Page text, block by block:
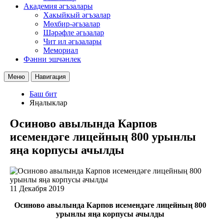
Академия әгъзалары
Хакыйкый әгъзалар
Мөхбир-әгьзалар
Шәрәфле әгьзалар
Чит ил әгьзалары
Мемориал
Фәнни эшчәнлек
Меню Навигация
Баш бит
Яңалыклар
Осиново авылында Карпов
исемендәге лицейның 800 урынлы
яңа корпусы ачылды
11 Декабря 2019
Осиново авылында Карпов исемендәге лицейның 800
урынлы яңа корпусы ачылды